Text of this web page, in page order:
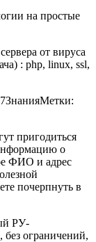
на простые
от вируса
: php, linux, ssl,
ЗнанияМетки:
пригодиться
о
ФИО и адрес
почерпнуть в
РУ-
ограничений,